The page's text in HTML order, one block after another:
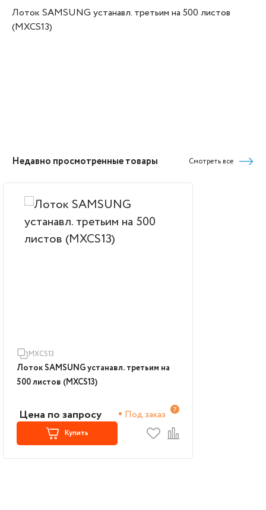
Лоток SAMSUNG устанавл. третьим на 500 листов
(MXCS13)
Недавно просмотренные товары Смотреть все
MXCS13
Лоток SAMSUNG устанавл. третьим на
500 листов (MXCS13)
Цена по запросу Под заказ
Купить